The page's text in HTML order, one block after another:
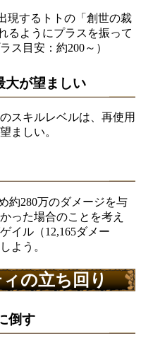
現するトトの「創世の裁
るようにプラスを振って
ス目安：約200～）
大が望ましい
スキルレベルは、再使用
ましい。
約280万のダメージを与
った場合のことを考え
イル（12,165ダメー
よう。
の立ち回り
倒す